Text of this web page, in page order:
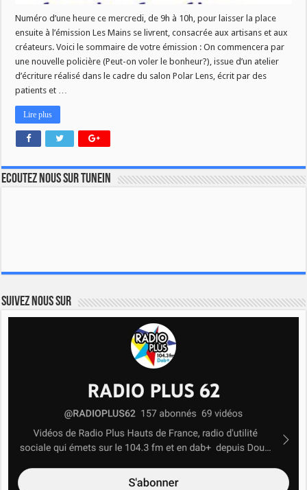
Numéro d’une heure ce mercredi, de 9h à 10h, pour laisser la place
ensuite à l’émission Les Mains se livrent, consacrée aux artisans et aux
créateurs. Voici le sommaire de votre émission : On commencera par
une nouvelle policière (Peut-on voler le bonheur?), issue d’un atelier
d’écriture réalisé dans le cadre du salon Polar Lens, écrit par des
patients et …
Lire plus
Ecoutez nous sur TuneIn
Suivez nous sur